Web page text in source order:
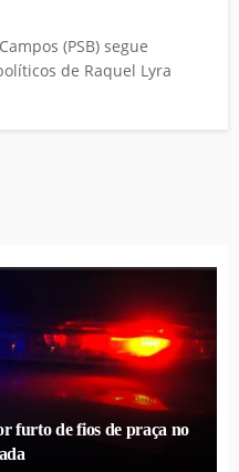
(PSB) segue
de Raquel Lyra
furto de fios de praça no